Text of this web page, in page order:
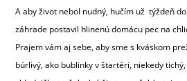
A aby život nebol nudný, hučím už týždeň
záhrade postavil hlinenú domácu pec na
Prajem vám aj sebe, aby sme s kváskom
búrlivý, ako bublinky v štartéri, niekedy